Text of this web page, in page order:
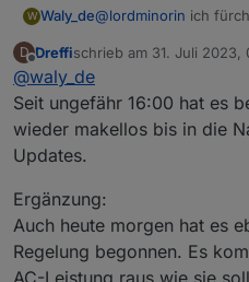
anscheinend
W Waly_de@lordminorin ich
ich hab noch keine
dennoch: bitte mal mit
D
Offline
Dreffischrieb am 31. Juli 2023,
zuletzt editiert von Dreffi
@waly_de
Seit ungefähr 16:00 hat es
wieder makellos bis in die
Updates.
Ergänzung:
Auch heute morgen hat es
Regelung begonnen. Es